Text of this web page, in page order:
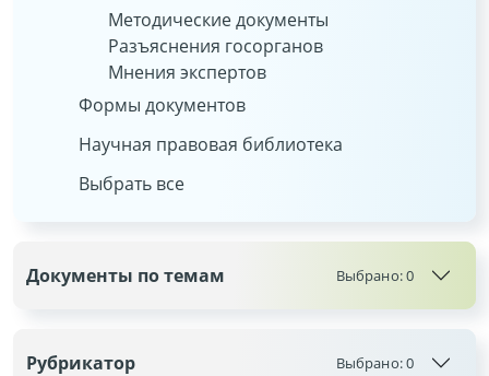
Методические документы
Разъяснения госорганов
Мнения экспертов
Формы документов
Научная правовая библиотека
Выбрать все
Документы по темам Выбрано:0
Рубрикатор Выбрано:0